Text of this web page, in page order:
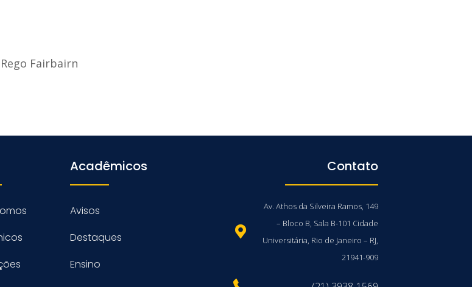
Fairbairn
Acadêmicos
Avisos
Destaques
Ensino
Contato
Av. Athos da Silveira Ramos, 149
– Bloco B, Sala B-101 Cidade
Universitária, Rio de Janeiro – RJ,
21941-909